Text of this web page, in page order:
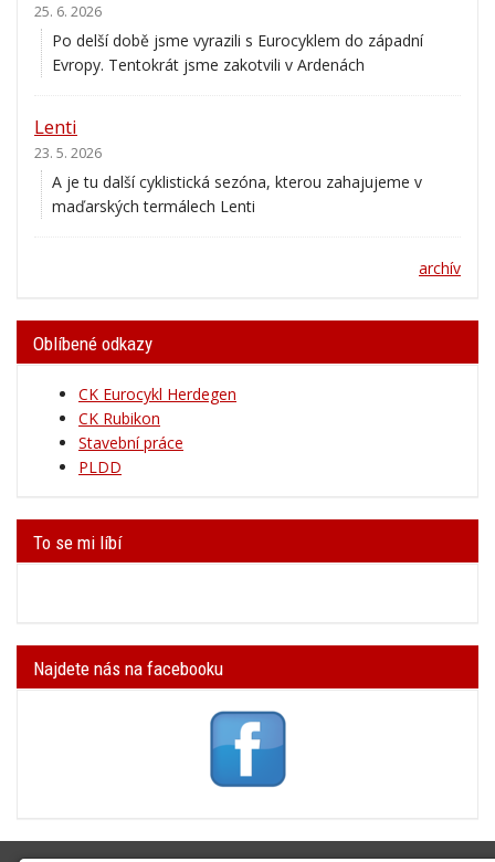
25. 6. 2026
Po delší době jsme vyrazili s Eurocyklem do západní
Evropy. Tentokrát jsme zakotvili v Ardenách
Lenti
23. 5. 2026
A je tu další cyklistická sezóna, kterou zahajujeme v
maďarských termálech Lenti
archív
Oblíbené odkazy
CK Eurocykl Herdegen
CK Rubikon
Stavební práce
PLDD
To se mi líbí
Najdete nás na facebooku